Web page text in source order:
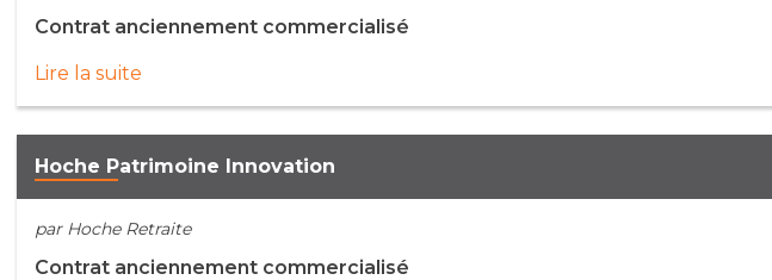
Contrat anciennement commercialisé
Lire la suite
Hoche Patrimoine Innovation
par Hoche Retraite
Contrat anciennement commercialisé